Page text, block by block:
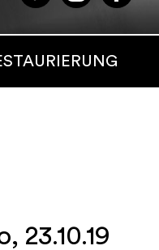
23.10.19